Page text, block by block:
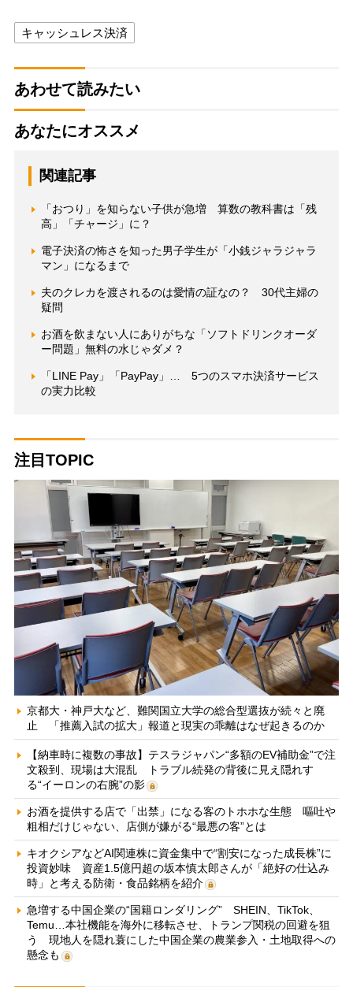
キャッシュレス決済
あわせて読みたい
あなたにオススメ
関連記事
「おつり」を知らない子供が急増 算数の教科書は「残
高」「チャージ」に？
電子決済の怖さを知った男子学生が「小銭ジャラジャラ
マン」になるまで
夫のクレカを渡されるのは愛情の証なの？ 30代主婦の
疑問
お酒を飲まない人にありがちな「ソフトドリンクオーダ
ー問題」無料の水じゃダメ？
「LINE Pay」「PayPay」… 5つのスマホ決済サービス
の実力比較
注目TOPIC
京都大・神戸大など、難関国立大学の総合型選抜が続々と廃
止 「推薦入試の拡大」報道と現実の乖離はなぜ起きるのか
【納車時に複数の事故】テスラジャパン“多額のEV補助金”で注
文殺到、現場は大混乱 トラブル続発の背後に見え隠れす
る“イーロンの右腕”の影
お酒を提供する店で「出禁」になる客のトホホな生態 嘔吐や
粗相だけじゃない、店側が嫌がる“最悪の客”とは
キオクシアなどAI関連株に資金集中で“割安になった成長株”に
投資妙味 資産1.5億円超の坂本慎太郎さんが「絶好の仕込み
時」と考える防衛・食品銘柄を紹介
急増する中国企業の“国籍ロンダリング” SHEIN、TikTok、
Temu…本社機能を海外に移転させ、トランプ関税の回避を狙
う 現地人を隠れ蓑にした中国企業の農業参入・土地取得への
懸念も